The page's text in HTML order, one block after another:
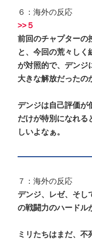
６：海外の反応
>>５
前回のチャプターの
と、今回の荒々しく
が対照的で、デンジ
大きな解放だったの
デンジは自己評価が
だけが特別になれる
しいよなぁ。
７：海外の反応
デンジ、レゼ、そし
の戦闘力のハードル
ミリたちはまだ、不